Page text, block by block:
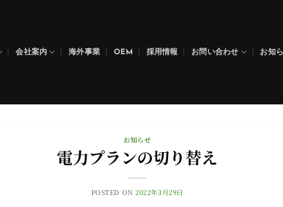
会社案内 海外事業 OEM 採用情報 お問い合わせ お知
お知らせ
電力プランの切り替え
POSTED ON2022年3月29日